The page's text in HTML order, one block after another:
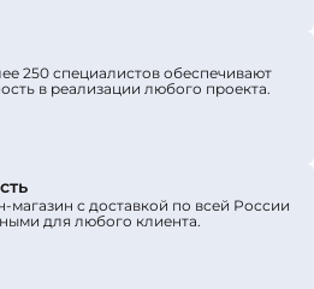
250 специалистов обеспечивают
в реализации любого проекта.
магазин с доставкой по всей России
для любого клиента.